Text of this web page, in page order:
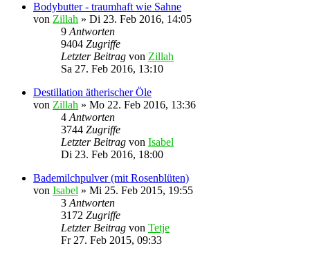
Bodybutter - traumhaft wie Sahne
von Zillah » Di 23. Feb 2016, 14:05
9 Antworten
9404 Zugriffe
Letzter Beitrag von Zillah
Sa 27. Feb 2016, 13:10
Destillation ätherischer Öle
von Zillah » Mo 22. Feb 2016, 13:36
4 Antworten
3744 Zugriffe
Letzter Beitrag von Isabel
Di 23. Feb 2016, 18:00
Bademilchpulver (mit Rosenblüten)
von Isabel » Mi 25. Feb 2015, 19:55
3 Antworten
3172 Zugriffe
Letzter Beitrag von Tetje
Fr 27. Feb 2015, 09:33